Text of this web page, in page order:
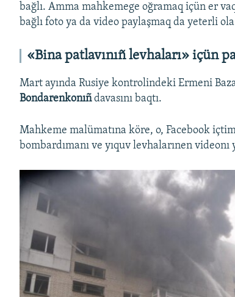
bağlı. Amma mahkemege oğramaq içün er
bağlı foto ya da video paylaşmaq da yeterli
«Bina patlavınıñ levhaları» içün
Mart ayında Rusiye kontrolindeki Ermeni
Bondarenkonıñdavasını baqtı.
Mahkeme malümatına köre, o, Facebook
bombardımanı ve yıquv levhalarınen